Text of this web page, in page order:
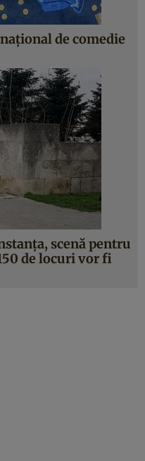
de comedie
scenă pentru
de locuri vor fi